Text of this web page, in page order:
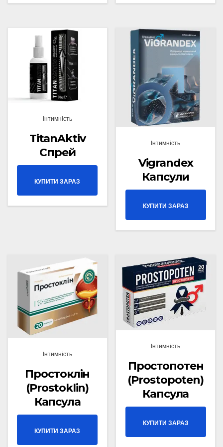
Інтимність
TitanAktiv
Спрей
КУПИТИ ЗАРАЗ
Інтимність
Vigrandex
Капсули
КУПИТИ ЗАРАЗ
Інтимність
Простоклін
(Prostoklin)
Капсула
КУПИТИ ЗАРАЗ
Інтимність
Простопотен
(Prostopoten)
Капсула
КУПИТИ ЗАРАЗ